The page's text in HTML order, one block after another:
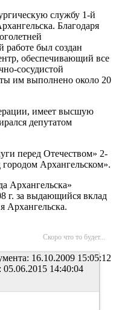
службу 1-й
Благодаря
работе был создан
обеспечивающий все
сосудистой
им выполнено около 20
имеет высшую
депутатом
перед Отечеством» 2-
городом Архангельском».
Архангельска»
г. за выдающийся вклад
Архангельска.
Скоро что то будет...
16.10.2009 15:05:12
14:40:04